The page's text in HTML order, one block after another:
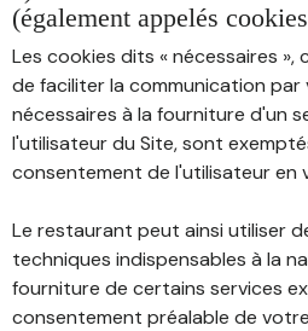
(également appelés
Les cookies dits « nécessaires
de faciliter la communication
nécessaires à la fourniture d'un
l'utilisateur du Site, sont
consentement de l'utilisateur en
Le restaurant peut ainsi utiliser
techniques indispensables à la
fourniture de certains services
consentement préalable de